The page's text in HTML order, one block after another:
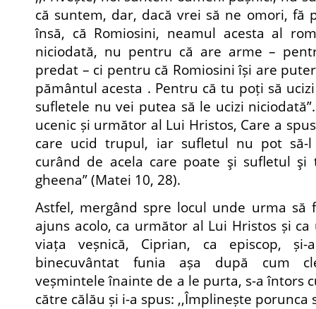
că suntem, dar, dacă vrei să ne omori, fă
însă, că Romiosini, neamul acesta al
niciodată, nu pentru că are arme –
predat – ci pentru că Romiosini își are
pământul acesta . Pentru că tu poți să
sufletele nu vei putea să le ucizi
ucenic și următor al Lui Hristos, Care a
care ucid trupul, iar sufletul nu pot să-
curând de acela care poate şi sufletul
gheena” (Matei 10, 28).
Astfel, mergând spre locul unde urma să
ajuns acolo, ca următor al Lui Hristos și
viața veșnică, Ciprian, ca episcop,
binecuvântat funia așa după cum
veșmintele înainte de a le purta, s-a întors
către călău și i-a spus: ,,Împlinește porunca